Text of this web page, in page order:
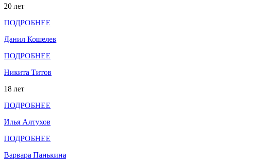
20 лет
ПОДРОБНЕЕ
Данил Кошелев
ПОДРОБНЕЕ
Никита Титов
18 лет
ПОДРОБНЕЕ
Илья Алтухов
ПОДРОБНЕЕ
Варвара Панькина